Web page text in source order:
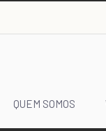
QUEM SOMOS